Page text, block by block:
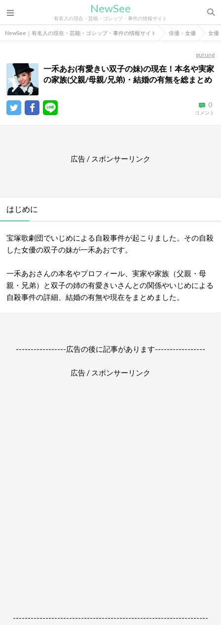
NewSee
有名人の現在・芸能・ゴシップ・事件の情報サイト
NewSee｜有名人の現在・芸能・ゴシップ・事件の情報サイト 俳優・女優 女優
gurung
一禾あお(有愛きい双子の妹)の現在！本名や実家
の家族(父親/母親/兄弟)・結婚の有無を総まとめ
0
コメント
広告 / スポンサーリンク
はじめに
宝塚歌劇団でいじめによる自殺事件が起こりました。その自殺
した女優の双子の妹が一禾あおです。
一禾あおさんの本名やプロフィール、実家や家族（父親・母
親・兄弟）と双子の姉の有愛きいさんとの関係やいじめによる
自殺事件の詳細、結婚の有無や現在をまとめました。
-----------------広告の後に記事があります-----------------
広告 / スポンサーリンク
------------------------------------------------------------------